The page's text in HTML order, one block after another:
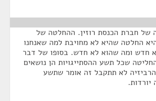
של חברת הכנסת רוזין. ההחלטה של
החלטה שהיא לא מחויבת למה שאנחנו
חדש ומה שהוא לא חדש. בסופו של דבר
שכל תשע ההסתייגויות הן נושאים
לא תתקבל זה אומר שתשע
יורדות.